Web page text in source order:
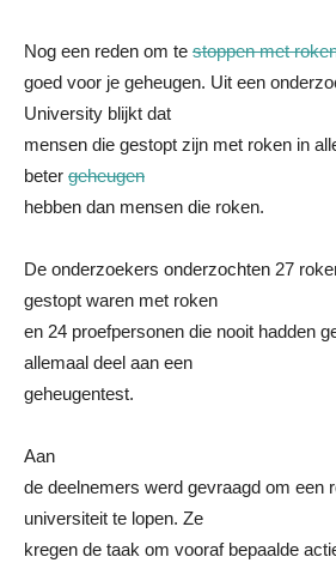
Nog een reden om te stoppen met
goed voor je geheugen. Uit een
University blijkt dat
mensen die gestopt zijn met roken in
beter geheugen
hebben dan mensen die roken.
De onderzoekers onderzochten 27
gestopt waren met roken
en 24 proefpersonen die nooit hadden
allemaal deel aan een
geheugentest.
Aan
de deelnemers werd gevraagd om een
universiteit te lopen. Ze
kregen de taak om vooraf bepaalde